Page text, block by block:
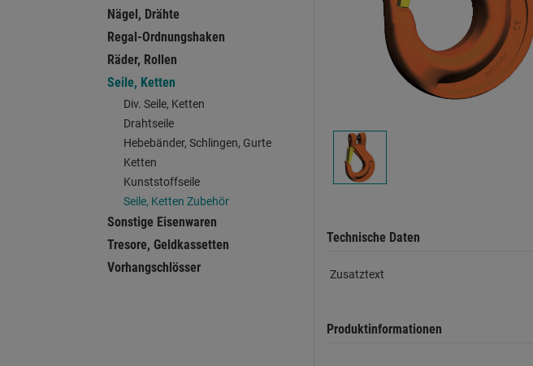
Nägel, Drähte
Regal-Ordnungshaken
Räder, Rollen
Seile, Ketten
Div. Seile, Ketten
Drahtseile
Hebebänder, Schlingen, Gurte
Ketten
Kunststoffseile
Seile, Ketten Zubehör
Sonstige Eisenwaren
Tresore, Geldkassetten
Vorhangschlösser
Technische Daten
Zusatztext
Produktinformationen